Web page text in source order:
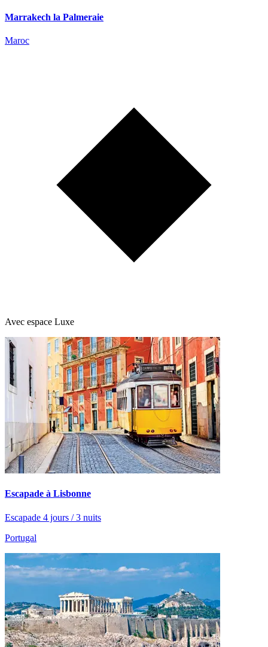
Marrakech la Palmeraie
Maroc
Avec espace Luxe
Escapade à Lisbonne
Escapade 4 jours / 3 nuits
Portugal